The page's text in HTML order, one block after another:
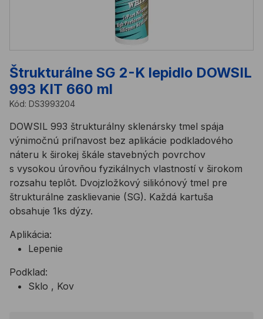
Štrukturálne SG 2-K lepidlo DOWSIL
993 KIT 660 ml
Kód: DS3993204
DOWSIL 993 štrukturálny sklenársky tmel spája
výnimočnú priľnavost bez aplikácie podkladového
náteru k širokej škále stavebných povrchov
s vysokou úrovňou fyzikálnych vlastností v širokom
rozsahu teplôt. Dvojzložkový silikónový tmel pre
štrukturálne zasklievanie (SG). Každá kartuša
obsahuje 1ks dýzy.
Aplikácia:
Lepenie
Podklad:
Sklo , Kov